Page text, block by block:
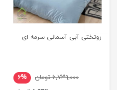
روتختی آبی آسمانی سرمه ای
۶,۷۳۹,۰۰۰ تومان
۶%
previus